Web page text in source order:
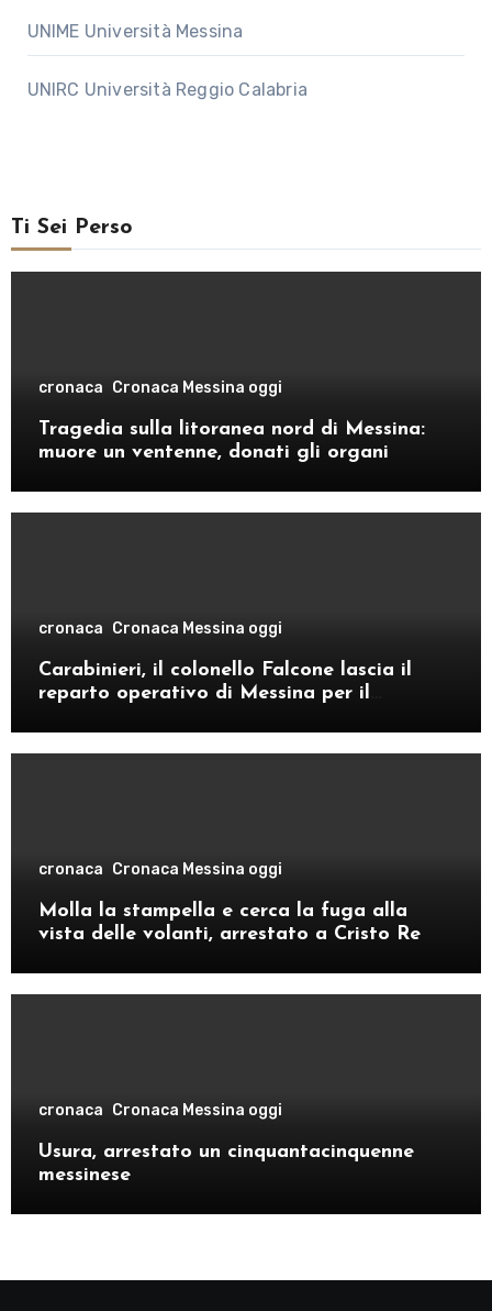
UNIME Università Messina
UNIRC Università Reggio Calabria
Ti Sei Perso
cronaca Cronaca Messina oggi
Tragedia sulla litoranea nord di Messina:
muore un ventenne, donati gli organi
cronaca Cronaca Messina oggi
Carabinieri, il colonello Falcone lascia il
reparto operativo di Messina per il
cronaca Cronaca Messina oggi
Molla la stampella e cerca la fuga alla
vista delle volanti, arrestato a Cristo Re
cronaca Cronaca Messina oggi
Usura, arrestato un cinquantacinquenne
messinese